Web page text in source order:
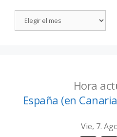
Hora
España (en